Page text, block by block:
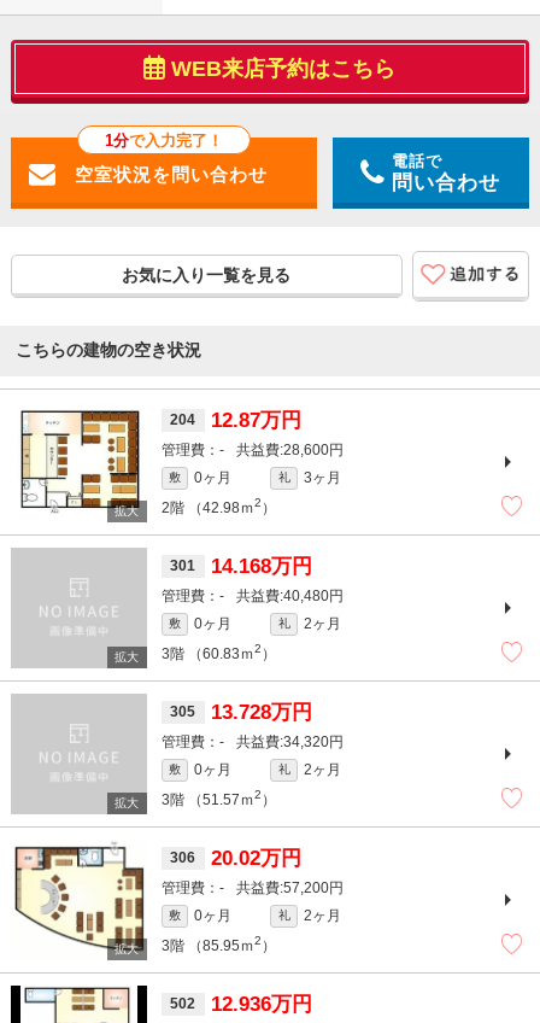
WEB来店予約はこちら
1分で入力完了！
電話で
問い合わせ
お気に入り一覧を見る
こちらの建物の空き状況
204 12.87万円
- 28,600円
敷 0ヶ月 礼
3ヶ月
2階
（42.98ｍ2 ）
301 14.168万円
- 40,480円
敷 0ヶ月 礼
2ヶ月
3階
（60.83ｍ2 ）
305 13.728万円
- 34,320円
敷 0ヶ月 礼
2ヶ月
3階
（51.57ｍ2 ）
306 20.02万円
- 57,200円
敷 0ヶ月 礼
2ヶ月
3階
（85.95ｍ2 ）
502 12.936万円